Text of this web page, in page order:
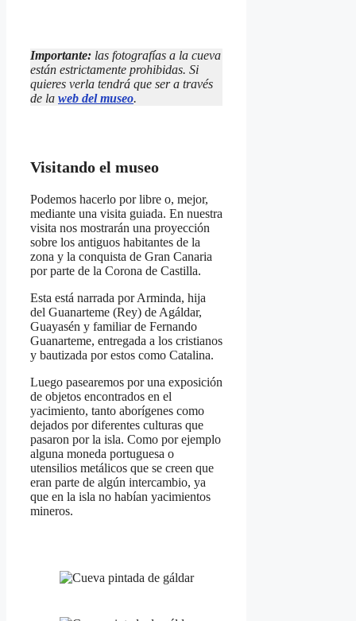
Importante: las fotografías a la cueva
están estrictamente prohibidas. Si
quieres verla tendrá que ser a través
de la web del museo.
Visitando el museo
Podemos hacerlo por libre o, mejor,
mediante una visita guiada. En nuestra
visita nos mostrarán una proyección
sobre los antiguos habitantes de la
zona y la conquista de Gran Canaria
por parte de la Corona de Castilla.
Esta está narrada por Arminda, hija
del Guanarteme (Rey) de Agáldar,
Guayasén y familiar de Fernando
Guanarteme, entregada a los cristianos
y bautizada por estos como Catalina.
Luego pasearemos por una exposición
de objetos encontrados en el
yacimiento, tanto aborígenes como
dejados por diferentes culturas que
pasaron por la isla. Como por ejemplo
alguna moneda portuguesa o
utensilios metálicos que se creen que
eran parte de algún intercambio, ya
que en la isla no habían yacimientos
mineros.